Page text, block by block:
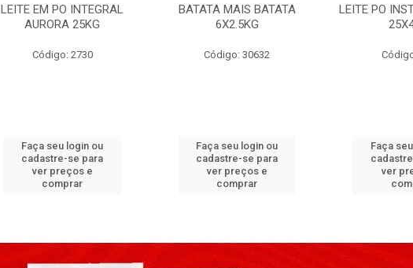
LEITE EM PO INTEGRAL
AURORA 25KG
Código: 2730
Faça seu login ou
cadastre-se para
ver preços e
comprar
BATATA MAIS BATATA
6X2.5KG
Código: 30632
Faça seu login ou
cadastre-se para
ver preços e
comprar
LEITE PO
Faça
ver